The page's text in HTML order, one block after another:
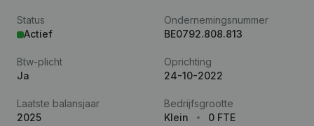
Status
Actief
Ondernemingsnummer
BE0792.808.813
Btw-plicht
Ja
Oprichting
24-10-2022
Laatste balansjaar
2025
Bedrijfsgrootte
Klein
0 FTE